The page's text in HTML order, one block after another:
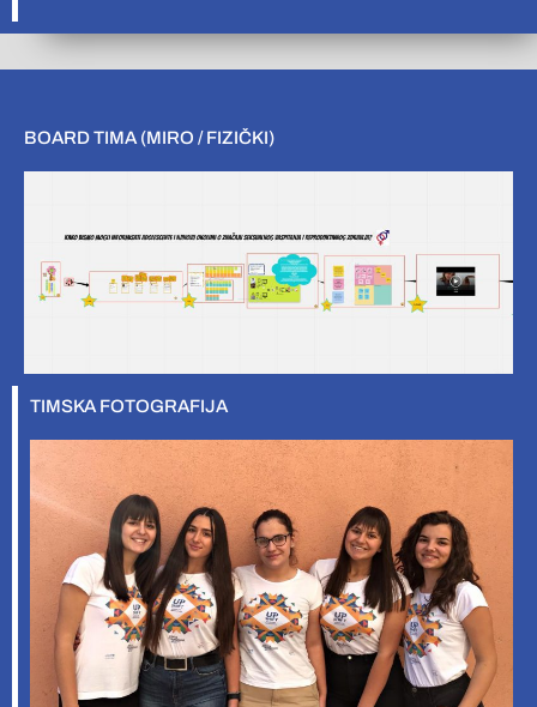
BOARD TIMA (MIRO / FIZIČKI)
TIMSKA FOTOGRAFIJA